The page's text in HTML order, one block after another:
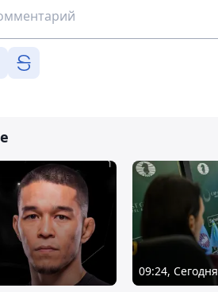
09:24, Сегодня